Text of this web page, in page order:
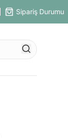
Sipariş Durumu